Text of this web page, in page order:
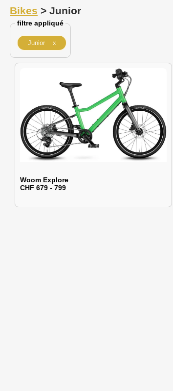
Bikes > Junior
filtre appliqué
Junior x
Woom Explore
CHF 679 - 799